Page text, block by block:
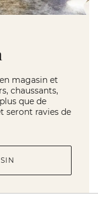
magasin et
chaussants,
que de
seront ravies de